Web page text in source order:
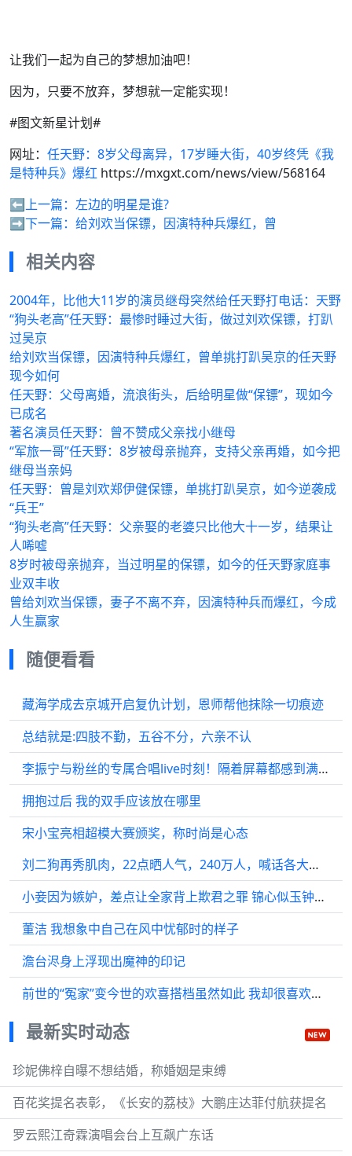
让我们一起为自己的梦想加油吧！
因为，只要不放弃，梦想就一定能实现！
#图文新星计划#
网址： 任天野：8岁父母离异，17岁睡大街，40岁终凭《我
是特种兵》爆红 https://mxgxt.com/news/view/568164
⬅️上一篇： 左边的明星是谁?
➡️下一篇： 给刘欢当保镖，因演特种兵爆红，曾
相关内容
2004年，比他大11岁的演员继母突然给任天野打电话：天野
“狗头老高”任天野：最惨时睡过大街，做过刘欢保镖，打趴
过吴京
给刘欢当保镖，因演特种兵爆红，曾单挑打趴吴京的任天野
现今如何
任天野：父母离婚，流浪街头，后给明星做“保镖”，现如今
已成名
著名演员任天野：曾不赞成父亲找小继母
“军旅一哥”任天野：8岁被母亲抛弃，支持父亲再婚，如今把
继母当亲妈
任天野：曾是刘欢郑伊健保镖，单挑打趴吴京，如今逆袭成
“兵王”
“狗头老高”任天野：父亲娶的老婆只比他大十一岁，结果让
人唏嘘
8岁时被母亲抛弃，当过明星的保镖，如今的任天野家庭事
业双丰收
曾给刘欢当保镖，妻子不离不弃，因演特种兵而爆红，今成
人生赢家
随便看看
藏海学成去京城开启复仇计划，恩师帮他抹除一切痕迹
总结就是:四肢不勤，五谷不分，六亲不认
李振宁与粉丝的专属合唱live时刻！隔着屏幕都感到满满的幸福感
拥抱过后 我的双手应该放在哪里
宋小宝亮相超模大赛颁奖，称时尚是心态
刘二狗再秀肌肉，22点晒人气，240万人，喊话各大家族，少吹点牛逼
小妾因为嫉妒，差点让全家背上欺君之罪 锦心似玉钟汉良谭松韵何泓姗颖儿李晟
董洁 我想象中自己在风中忧郁时的样子
澹台浕身上浮现出魔神的印记
前世的“冤家”变今世的欢喜搭档虽然如此 我却很喜欢看他们“斗嘴”
最新实时动态
珍妮佛梓自曝不想结婚，称婚姻是束缚
百花奖提名表彰，《长安的荔枝》大鹏庄达菲付航获提名
罗云熙江奇霖演唱会台上互飙广东话